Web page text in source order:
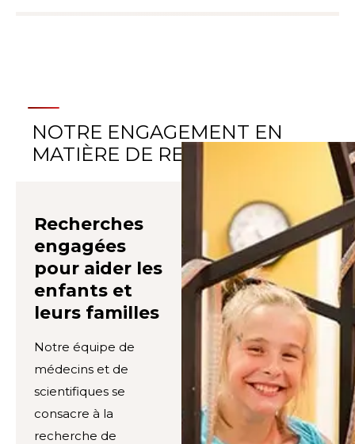
NOTRE ENGAGEMENT EN
MATIÈRE DE RECHERCHE
Recherches
engagées
pour aider les
enfants et
leurs familles
Notre équipe de
médecins et de
scientifiques se
consacre à la
recherche de